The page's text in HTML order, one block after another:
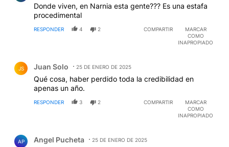
Donde viven, en Narnia esta gente??? Es una estafa
procedimental
RESPONDER 4 2 COMPARTIR
MARCAR
COMO
INAPROPIADO
JS Juan Solo 25 DE ENERO DE 2025
Qué cosa, haber perdido toda la credibilidad en
apenas un año.
RESPONDER 3 2 COMPARTIR
MARCAR
COMO
INAPROPIADO
AP Angel Pucheta 25 DE ENERO DE 2025